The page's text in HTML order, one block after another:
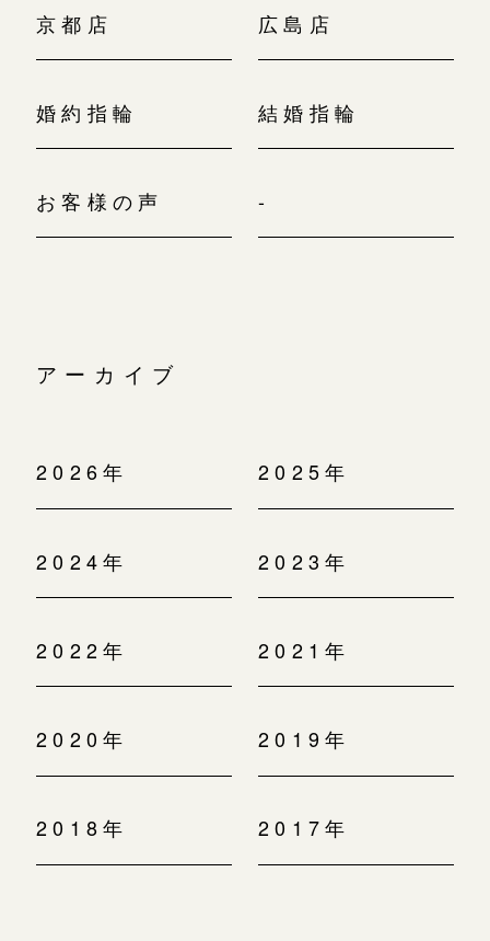
京都店 広島店
婚約指輪 結婚指輪
お客様の声 -
アーカイブ
2026年 2025年
2024年 2023年
2022年 2021年
2020年 2019年
2018年 2017年